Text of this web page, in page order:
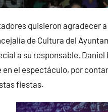
quisieron agradecer
de Cultura del
a su responsable, Daniel
en el espectáculo, por
fiestas.